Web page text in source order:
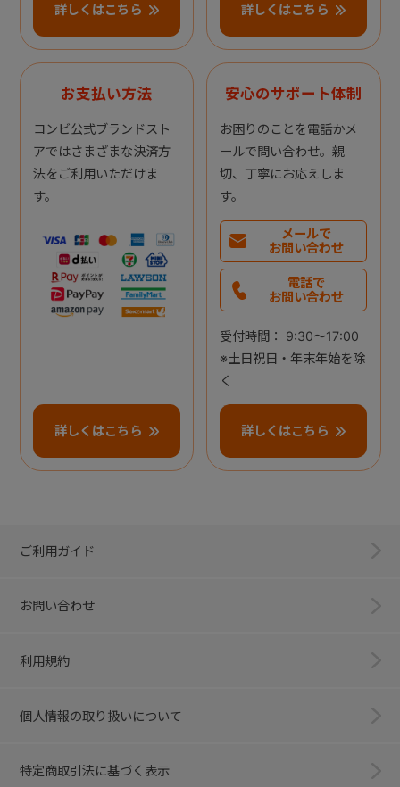
詳しくはこちら 詳しくはこちら
お支払い方法
コンビ公式ブランドスト
アではさまざまな決済方
法をご利用いただけま
す。
詳しくはこちら
安心のサポート体制
お困りのことを電話かメ
ールで問い合わせ。親
切、丁寧にお応えしま
す。
メールで
お問い合わせ
電話で
お問い合わせ
受付時間： 9:30～17:00
※土日祝日・年末年始を除
く
詳しくはこちら
ご利用ガイド
お問い合わせ
利用規約
個人情報の取り扱いについて
特定商取引法に基づく表示